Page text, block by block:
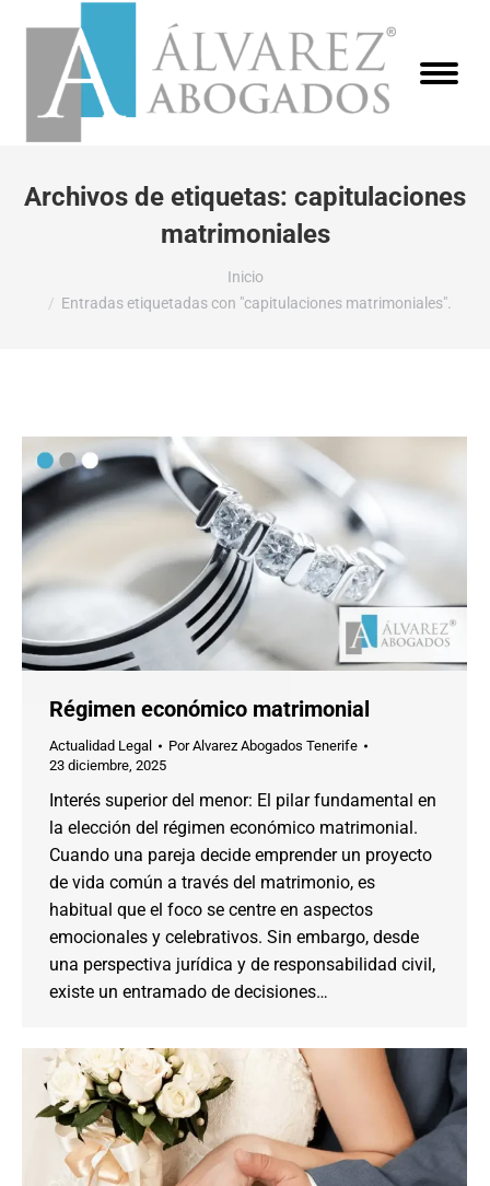
Archivos de etiquetas: capitulaciones
matrimoniales
Inicio
Entradas etiquetadas con "capitulaciones matrimoniales".
Régimen económico matrimonial
Actualidad Legal PorAlvarez Abogados Tenerife
23 diciembre, 2025
Interés superior del menor: El pilar fundamental en
la elección del régimen económico matrimonial.
Cuando una pareja decide emprender un proyecto
de vida común a través del matrimonio, es
habitual que el foco se centre en aspectos
emocionales y celebrativos. Sin embargo, desde
una perspectiva jurídica y de responsabilidad civil,
existe un entramado de decisiones…